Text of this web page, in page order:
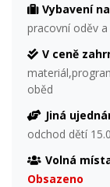
Vybavení
pracovní oděv
V ceně
oběd
Jiná
odchod dětí
Volná
Obsazeno